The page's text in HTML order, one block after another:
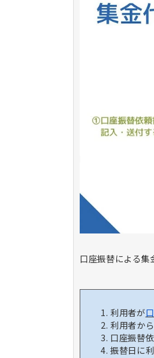
口座振替による集
利用者が
利用者か
口座振替
振替日に